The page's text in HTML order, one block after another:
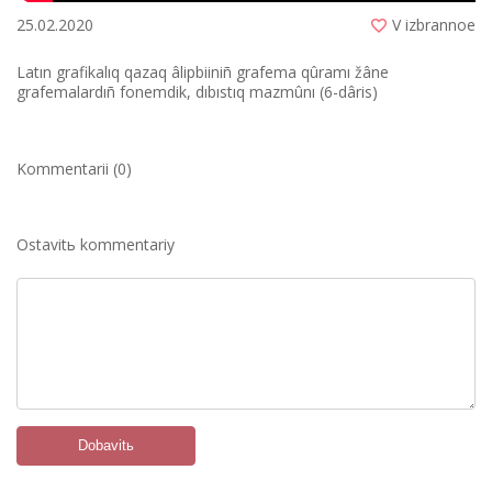
25.02.2020 V izbrannoe
Latın grafikalıq qazaq âlіpbiіnіñ grafema qûramı žâne
grafemalardıñ fonemdіk, dıbıstıq mazmûnı (6-dârіs)
Kommentarii (0)
Ostavitь kommentariy
Dobavitь